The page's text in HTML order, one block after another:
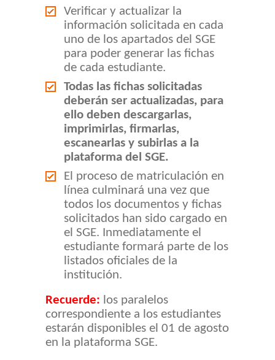
Verificar y actualizar la
información solicitada en cada
uno de los apartados del SGE
para poder generar las fichas
de cada estudiante.
Todas las fichas solicitadas
deberán ser actualizadas, para
ello deben descargarlas,
imprimirlas, firmarlas,
escanearlas y subirlas a la
plataforma del SGE.
El proceso de matriculación en
línea culminará una vez que
todos los documentos y fichas
solicitados han sido cargado en
el SGE. Inmediatamente el
estudiante formará parte de los
listados oficiales de la
institución.
Recuerde: los paralelos
correspondiente a los estudiantes
estarán disponibles el 01 de agosto
en la plataforma SGE.